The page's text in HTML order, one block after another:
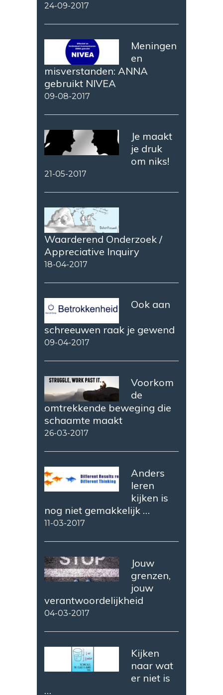
24-09-2017
Meningen
en
misverstanden: ANNA
gebruikt NIVEA
09-08-2017
Je maakt
je druk
om niks!
21-05-2017
Waarderend Onderzoek /
Appreciative Inquiry
18-04-2017
Ook aan
schreeuwen raak je gewend
09-04-2017
Voorkom
de
omtrekkende beweging die
schaamte maakt
26-03-2017
Anders
leren
kijken is
nog niet gemakkelijk …
11-03-2017
Jouw
grenzen,
jouw
verantwoordelijkheid
04-03-2017
Kijken
naar wat
er niet is
…